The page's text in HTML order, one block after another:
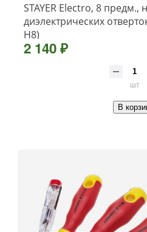
STAYER Electro, 8 предм.,
диэлектрических
H8)
2 140 ₽
шт
В